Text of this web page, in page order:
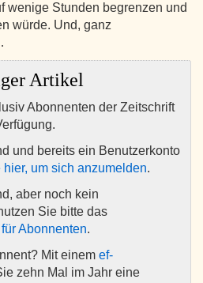
wenige Stunden begrenzen und
würde. Und, ganz
Artikel
Abonnenten der Zeitschrift
und bereits ein Benutzerkonto
um sich anzumelden.
aber noch kein
Sie bitte das
Abonnenten.
Mit einem ef-
zehn Mal im Jahr eine